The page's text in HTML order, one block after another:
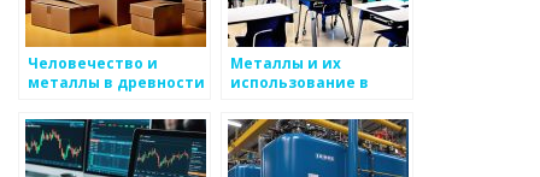
Человечество и
металлы в древности
Металлы и их
использование в